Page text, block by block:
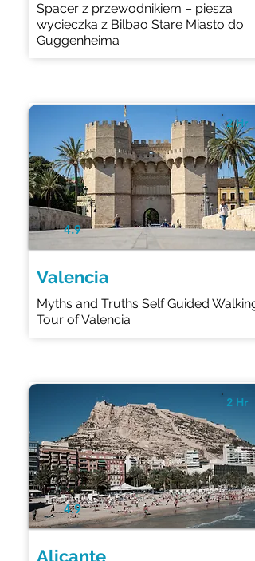
Spacer z przewodnikiem – piesza
wycieczka z Bilbao Stare Miasto do
Guggenheima
4.9
Valencia
Myths and Truths Self Guided Walking
Tour of Valencia
2 Hr
4.9
Alicante
2 Hr